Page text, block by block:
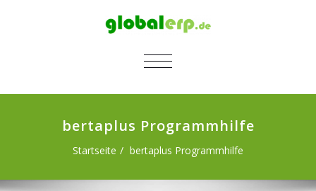
SCHALTE NAVIGATION
bertaplus Programmhilfe
Startseite bertaplus Programmhilfe